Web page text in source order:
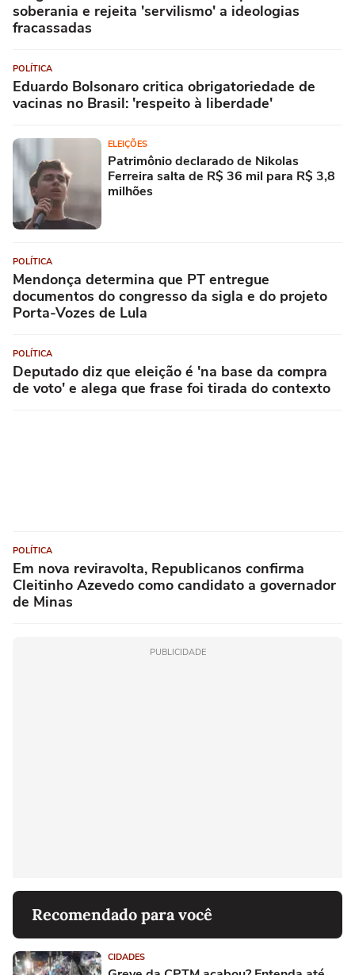
soberania e rejeita 'servilismo' a ideologias
fracassadas
POLÍTICA
Eduardo Bolsonaro critica obrigatoriedade de
vacinas no Brasil: 'respeito à liberdade'
ELEIÇÕES
Patrimônio declarado de Nikolas
Ferreira salta de R$ 36 mil para R$ 3,8
milhões
POLÍTICA
Mendonça determina que PT entregue
documentos do congresso da sigla e do projeto
Porta-Vozes de Lula
POLÍTICA
Deputado diz que eleição é 'na base da compra
de voto' e alega que frase foi tirada do contexto
POLÍTICA
Em nova reviravolta, Republicanos confirma
Cleitinho Azevedo como candidato a governador
de Minas
PUBLICIDADE
Recomendado para você
CIDADES